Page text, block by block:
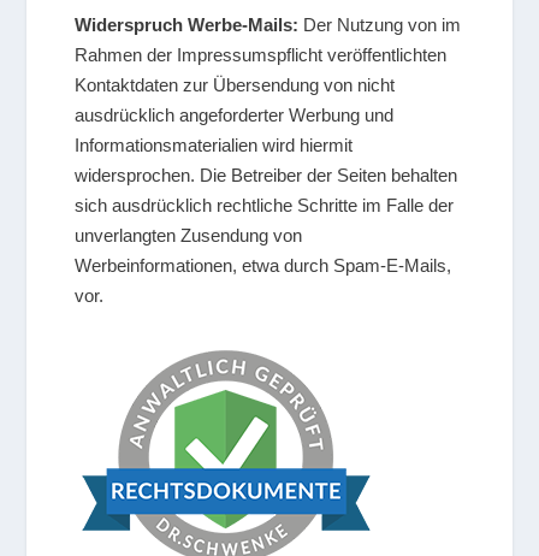
Widerspruch Werbe-Mails: Der Nutzung von im
Rahmen der Impressumspflicht veröffentlichten
Kontaktdaten zur Übersendung von nicht
ausdrücklich angeforderter Werbung und
Informationsmaterialien wird hiermit
widersprochen. Die Betreiber der Seiten behalten
sich ausdrücklich rechtliche Schritte im Falle der
unverlangten Zusendung von
Werbeinformationen, etwa durch Spam-E-Mails,
vor.